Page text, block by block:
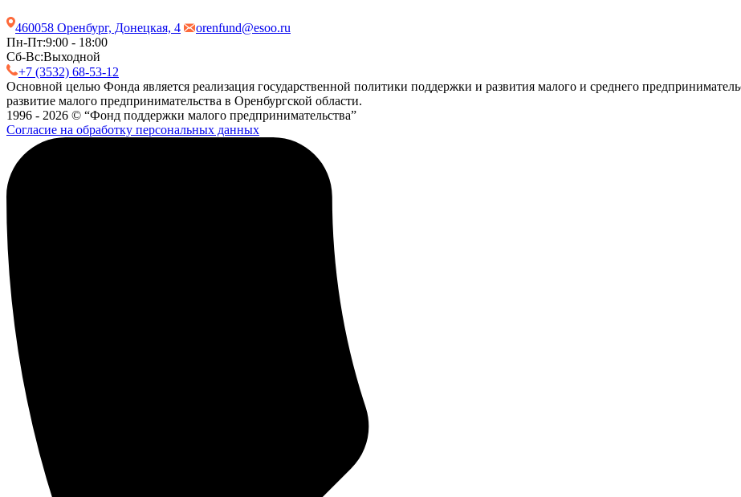
460058 Оренбург, Донецкая, 4
orenfund@esoo.ru
Пн-Пт:9:00 - 18:00
Сб-Вс:Выходной
+7 (3532) 68-53-12
Основной целью Фонда является реализация государственной политики поддержки и развития малого и среднего
развитие малого предпринимательства в Оренбургской области.
1996 - 2026 © “Фонд поддержки малого предпринимательства”
Согласие на обработку персональных данных